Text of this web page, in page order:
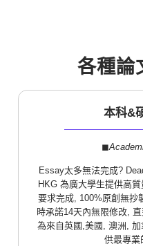
各種論
本科&
◼︎
Essay太多無法完成?
HKG 為廣大學生提供高
要求完成, 100%原創無抄
時承諾14天內無限修改,
為來自英國,美國, 澳洲,
供最專業